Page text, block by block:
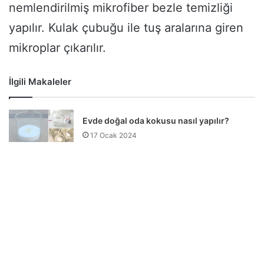
nemlendirilmiş mikrofiber bezle temizliği
yapılır. Kulak çubuğu ile tuş aralarına giren
mikroplar çıkarılır.
İlgili Makaleler
Evde doğal oda kokusu nasıl yapılır?
17 Ocak 2024